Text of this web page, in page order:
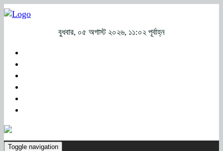
বুধবার, ০৫ অগাস্ট ২০২৬, ১১:০২ পূর্বাহ্ন
Toggle navigation